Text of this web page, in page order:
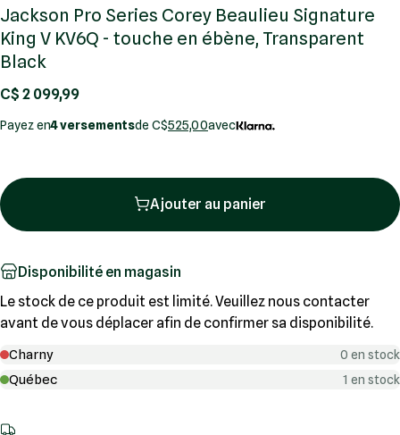
Jackson Pro Series Corey Beaulieu Signature
King V KV6Q - touche en ébène, Transparent
Black
C$ 2 099,99
Payez en4 versementsde C$525,00avec
Ajouter au panier
Disponibilité en magasin
Le stock de ce produit est limité. Veuillez nous contacter
avant de vous déplacer afin de confirmer sa disponibilité.
Charny 0 en stock
Québec 1 en stock